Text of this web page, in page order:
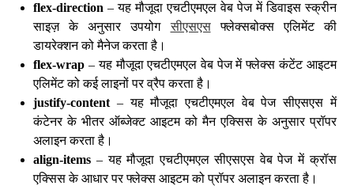
flex-direction – यह मौजूदा एचटीएमएल वेब पेज में डिवाइस स्क्रीन
साइज़ के अनुसार उपयोगसीएसएसफ्लेक्सबोक्स एलिमेंट की
डायरेक्शन को मैनेज करता है।
flex-wrap – यह मौजूदा एचटीएमएल वेब पेज में फ्लेक्स कंटेंट आइटम
एलिमेंट को कई लाइनों पर व्रैप करता है।
justify-content – यह मौजूदा एचटीएमएल वेब पेज सीएसएस में
कंटेनर के भीतर ऑब्जेक्ट आइटम को मैन एक्सिस के अनुसार प्रॉपर
अलाइन करता है।
align-items – यह मौजूदा एचटीएमएल सीएसएस वेब पेज में क्रॉस
एक्सिस के आधार पर फ्लेक्स आइटम को प्रॉपर अलाइन करता है।